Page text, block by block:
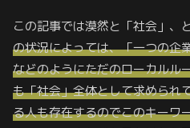
この記事では漠然と「社会」、
の状況によっては、「一つの企
などのようにただのローカルル
も「社会」全体として求められ
る人も存在するのでこのキーワ